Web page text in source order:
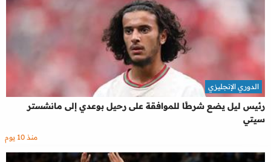
رئيس ليل يضع شرطًا للموافقة على رحيل بوعدي إلى مانشستر
سيتي
الدوري الإنجليزي
منذ 10 يوم